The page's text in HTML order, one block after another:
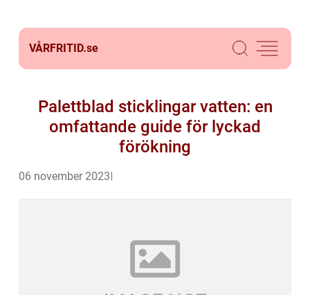
VÅRFRITID.se
Palettblad sticklingar vatten: en
omfattande guide för lyckad
förökning
06 november 2023